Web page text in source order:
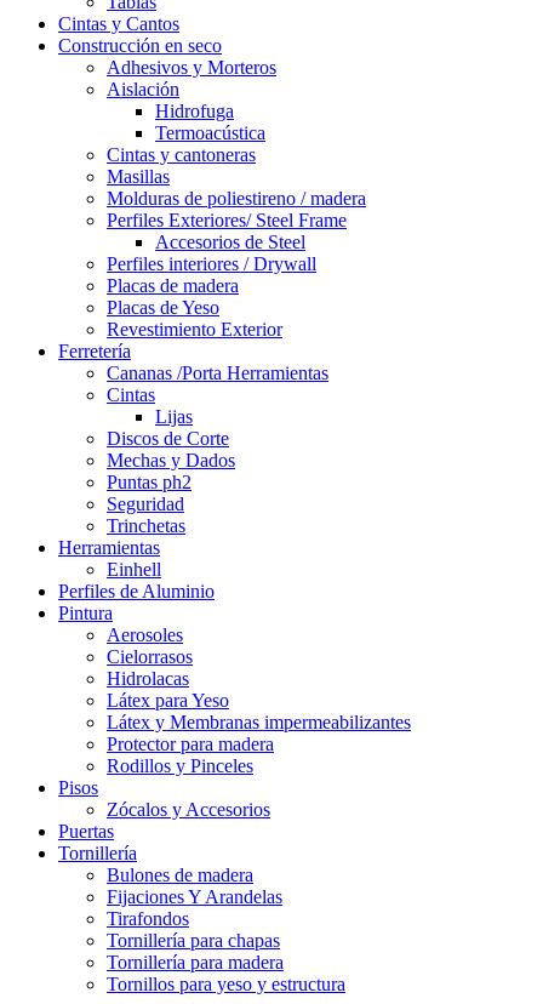
Cintas y Cantos
Construcción en seco
Adhesivos y Morteros
Aislación
Hidrofuga
Termoacústica
Cintas y cantoneras
Masillas
Molduras de poliestireno / madera
Perfiles Exteriores/ Steel Frame
Accesorios de Steel
Perfiles interiores / Drywall
Placas de madera
Placas de Yeso
Revestimiento Exterior
Ferretería
Cananas /Porta Herramientas
Cintas
Lijas
Discos de Corte
Mechas y Dados
Puntas ph2
Seguridad
Trinchetas
Herramientas
Einhell
Perfiles de Aluminio
Pintura
Aerosoles
Cielorrasos
Hidrolacas
Látex para Yeso
Látex y Membranas impermeabilizantes
Protector para madera
Rodillos y Pinceles
Pisos
Zócalos y Accesorios
Puertas
Tornillería
Bulones de madera
Fijaciones Y Arandelas
Tirafondos
Tornillería para chapas
Tornillería para madera
Tornillos para yeso y estructura